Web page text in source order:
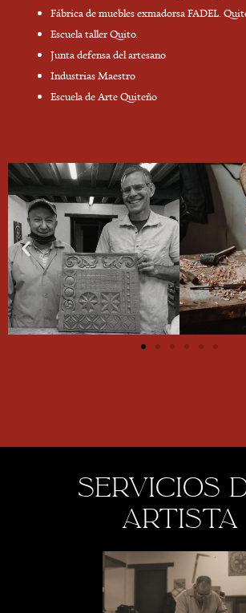
Fábrica de muebles exmadorsa FADEL.
Escuela taller Quito.
Junta defensa del artesano
Industrias Maestro
Escuela de Arte Quiteño
servicios
artista